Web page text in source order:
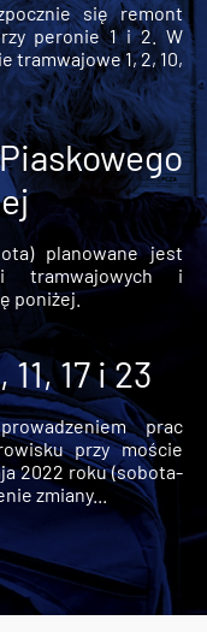
się remont
peronie 1 i 2. W
tramwajowe 1, 2, 10,
planowane jest
tramwajowych i
poniżej.
17 i 23
prac
przy moście
2022 roku (sobota-
zmiany...